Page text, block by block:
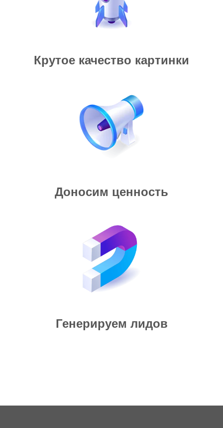
Крутое качество картинки
Доносим ценность
Генерируем лидов